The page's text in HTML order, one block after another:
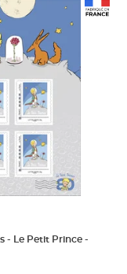
- Le Petit Prince -